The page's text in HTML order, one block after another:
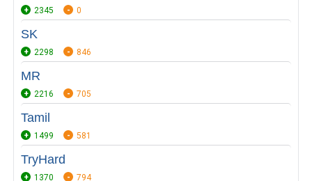
2345 0
SK
2298 846
MR
2216 705
Tamil
1499 581
TryHard
1370 794